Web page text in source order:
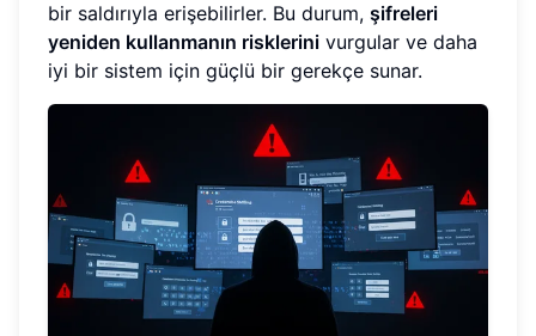
bir saldırıyla erişebilirler. Bu durum, şifreleri
yeniden kullanmanın risklerini vurgular ve daha
iyi bir sistem için güçlü bir gerekçe sunar.